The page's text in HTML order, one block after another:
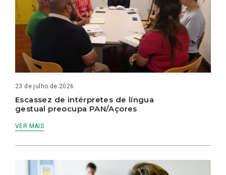
23 de julho de 2026
Escassez de intérpretes de língua
gestual preocupa PAN/Açores
VER MAIS